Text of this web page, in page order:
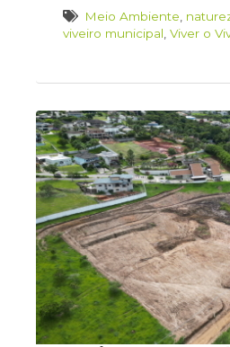
Meio Ambiente
viveiro municipal Viver o